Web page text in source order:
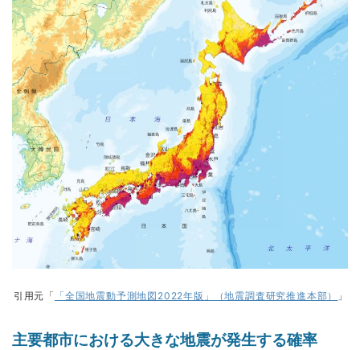
引用元「 「全国地震動予測地図2022年版」（地震調査研究推進本部） 」
主要都市における大きな地震が発生する確率